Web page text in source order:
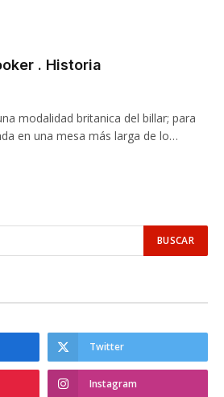
. Historia
modalidad britanica del billar; para
en una mesa más larga de lo…
Twitter
Instagram